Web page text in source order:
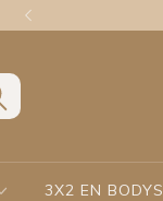
3X2 EN BODYS